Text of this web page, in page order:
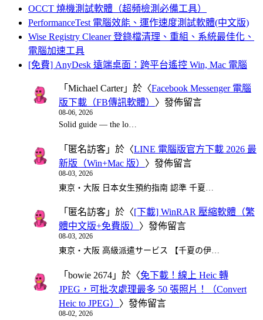
OCCT 燒機測試軟體（超頻檢測必備工具）
PerformanceTest 電腦效能、運作速度測試軟體(中文版)
Wise Registry Cleaner 登錄檔清理、重組、系統最佳化、
電腦加速工具
[免費] AnyDesk 遠端桌面：跨平台遙控 Win, Mac 電腦
「 Michael Carter」於〈Facebook Messenger 電腦
版下載（FB傳訊軟體） 〉發佈留言
08-06, 2026
Solid guide — the lo…
「 匿名訪客 」於〈LINE 電腦版官方下載 2026 最
新版（Win+Mac 版） 〉發佈留言
08-03, 2026
東京・大阪 日本女生預約指南 認準 千夏…
「 匿名訪客 」於〈[下載] WinRAR 壓縮軟體（繁
體中文版+免費版） 〉發佈留言
08-03, 2026
東京・大阪 高級派遣サービス 【千夏の伊…
「 bowie 2674 」於〈免下載！線上 Heic 轉
JPEG，可批次處理最多 50 張照片！（Convert
Heic to JPEG） 〉發佈留言
08-02, 2026